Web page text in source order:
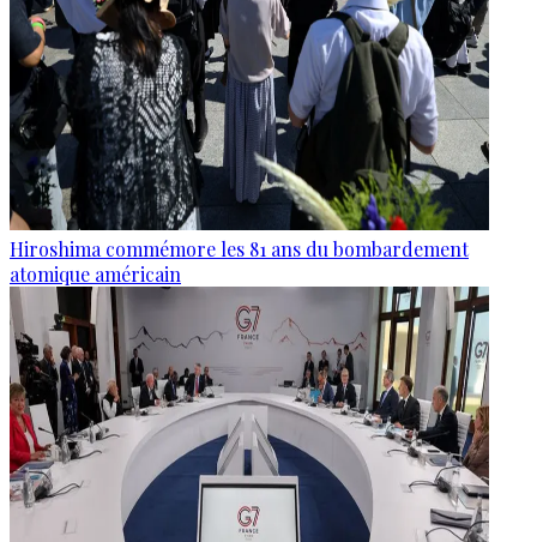
Hiroshima commémore les 81 ans du bombardement
atomique américain